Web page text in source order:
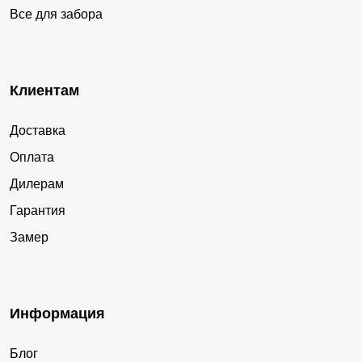
Все для забора
Клиентам
Доставка
Оплата
Дилерам
Гарантия
Замер
Информация
Блог